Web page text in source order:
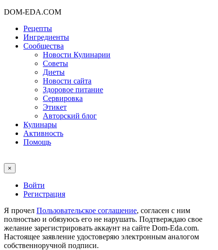
DOM-EDA.COM
Рецепты
Ингредиенты
Сообщества
Новости Кулинарии
Советы
Диеты
Новости сайта
Здоровое питание
Сервировка
Этикет
Авторский блог
Кулинары
Активность
Помощь
×
Войти
Регистрация
Я прочел Пользовательское соглашение, согласен с ним
полностью и обязуюсь его не нарушать. Подтверждаю свое
желание зарегистрировать аккаунт на сайте Dom-Eda.com.
Настоящее заявление удостоверяю электронным аналогом
собственноручной подписи.